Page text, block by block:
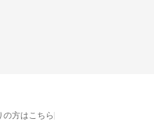
プログラムの詳細案内を
るようになります
の方はこちら